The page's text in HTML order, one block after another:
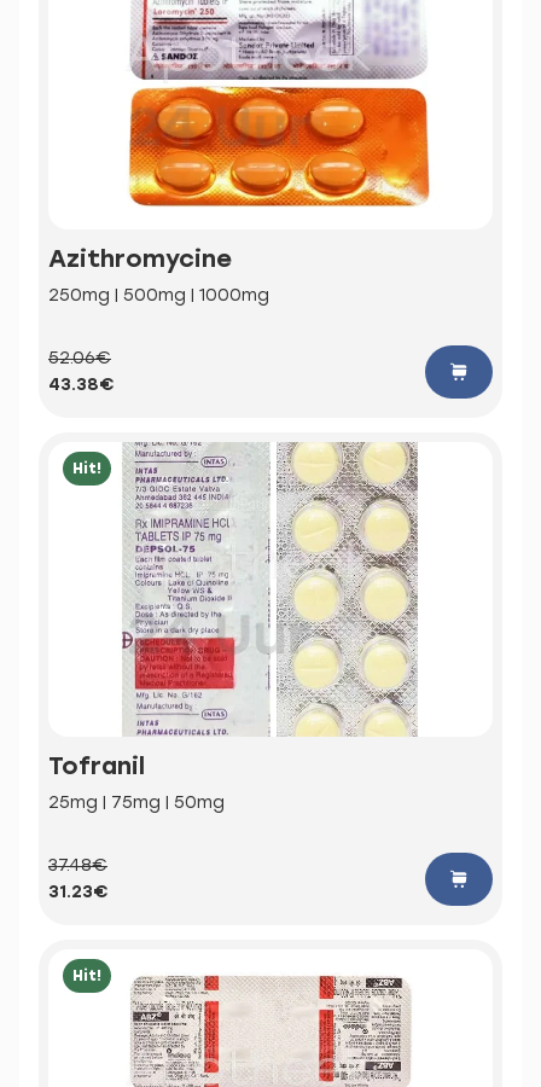
Azithromycine
250mg | 500mg | 1000mg
52.06€
43.38€
Hit!
Tofranil
25mg | 75mg | 50mg
37.48€
31.23€
Hit!